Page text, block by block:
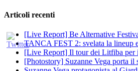
Articoli recenti
[Live Report] Be Alternative
TANCA FEST 2: svelata la lineup
[Live Report] Il tour dei Litfiba per i
[Photostory] Suzanne Vega porta